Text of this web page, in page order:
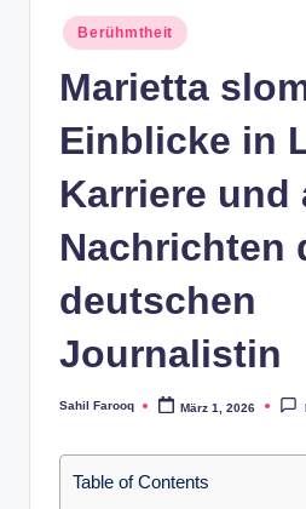
Posted
in
Berühmtheit
Marietta
Einblicke in
Karriere und
Nachrichten
deutschen
Journalistin
Posted
Sahil Farooq März 1, 2026
Table of Contents